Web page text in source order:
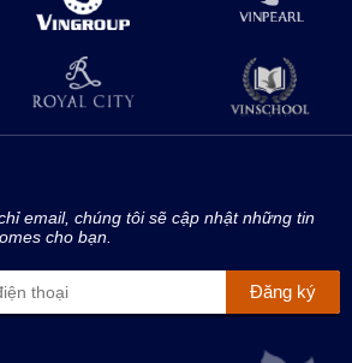
email, chúng tôi sẽ cập nhật những tin
cho bạn.